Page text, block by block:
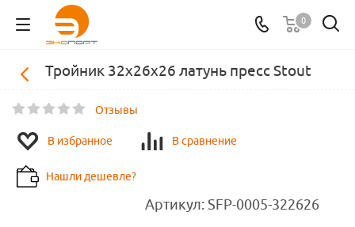
0
Тройник 32х26х26 латунь пресс Stout
Отзывы
В избранное В сравнение
Нашли дешевле?
Артикул: SFP-0005-322626